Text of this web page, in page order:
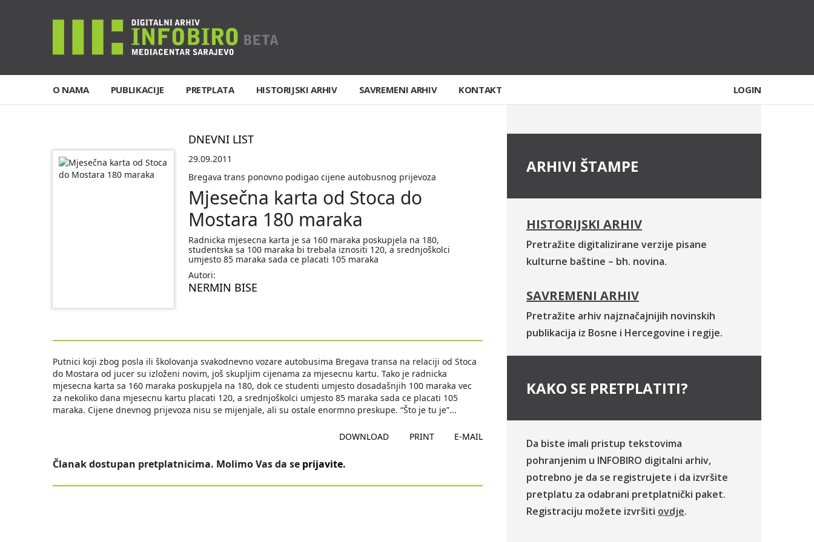
O NAMA PUBLIKACIJE PRETPLATA HISTORIJSKI ARHIV SAVREMENI ARHIV KONTAKT LOGIN
DNEVNI LIST
29.09.2011
Bregava trans ponovno podigao cijene autobusnog prijevoza
Mjesečna karta od Stoca do
Mostara 180 maraka
Radnicka mjesecna karta je sa 160 maraka poskupjela na 180,
studentska sa 100 maraka bi trebala iznositi 120, a srednjoškolci
umjesto 85 maraka sada ce placati 105 maraka
Autori:
NERMIN BISE
Putnici koji zbog posla ili školovanja svakodnevno vozare autobusima Bregava transa na relaciji od Stoca
do Mostara od jucer su izloženi novim, još skupljim cijenama za mjesecnu kartu. Tako je radnicka
mjesecna karta sa 160 maraka poskupjela na 180, dok ce studenti umjesto dosadašnjih 100 maraka vec
za nekoliko dana mjesecnu kartu placati 120, a srednjoškolci umjesto 85 maraka sada ce placati 105
maraka. Cijene dnevnog prijevoza nisu se mijenjale, ali su ostale enormno preskupe. “Što je tu je”...
DOWNLOAD PRINT E-MAIL
Članak dostupan pretplatnicima. Molimo Vas da se prijavite.
ARHIVI ŠTAMPE
HISTORIJSKI ARHIV
Pretražite digitalizirane verzije pisane
kulturne baštine – bh. novina.
SAVREMENI ARHIV
Pretražite arhiv najznačajnijih novinskih
publikacija iz Bosne i Hercegovine i regije.
KAKO SE PRETPLATITI?
Da biste imali pristup tekstovima
pohranjenim u INFOBIRO digitalni arhiv,
potrebno je da se registrujete i da izvršite
pretplatu za odabrani pretplatnički paket.
Registraciju možete izvršiti ovdje.